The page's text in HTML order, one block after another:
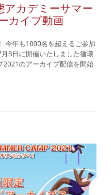
アカデミーサマー
カイブ動画
今年も1000名を超えるご参加
3日に開催いたしました循環
2021のアーカイブ配信を開始